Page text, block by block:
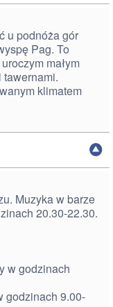
u podnóża gór
Pag. To
małym
tawernami.
klimatem
Muzyka w barze
20.30-22.30.
w godzinach
godzinach 9.00-